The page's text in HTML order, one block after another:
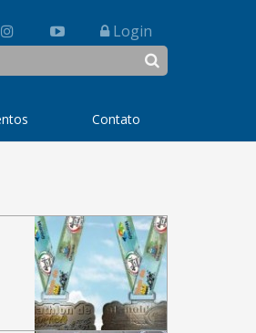
Login
Contato